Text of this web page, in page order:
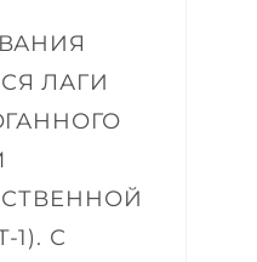
ЛАГИ
1). С